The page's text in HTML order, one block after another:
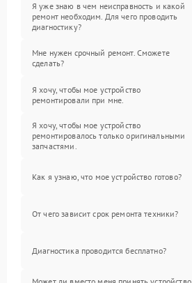
Я уже знаю в чем неисправность и какой
ремонт необходим. Для чего проводить
диагностику?
Мне нужен срочный ремонт. Сможете
сделать?
Я хочу, чтобы мое устройство
ремонтировали при мне.
Я хочу, чтобы мое устройство
ремонтировалось только оригинальными
запчастями.
Как я узнаю, что мое устройство готово?
От чего зависит срок ремонта техники?
Диагностика проводится бесплатно?